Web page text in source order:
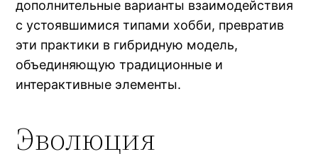
дополнительные варианты взаимодействия
с устоявшимися типами хобби, превратив
эти практики в гибридную модель,
объединяющую традиционные и
интерактивные элементы.
Эволюция